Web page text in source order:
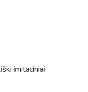
imitaciniai